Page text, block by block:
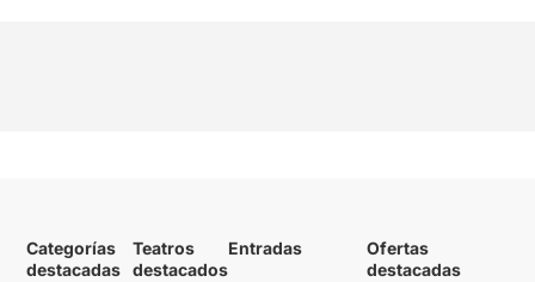
Categorías
destacadas
Teatros
destacados
Entradas
Ofertas
destacadas